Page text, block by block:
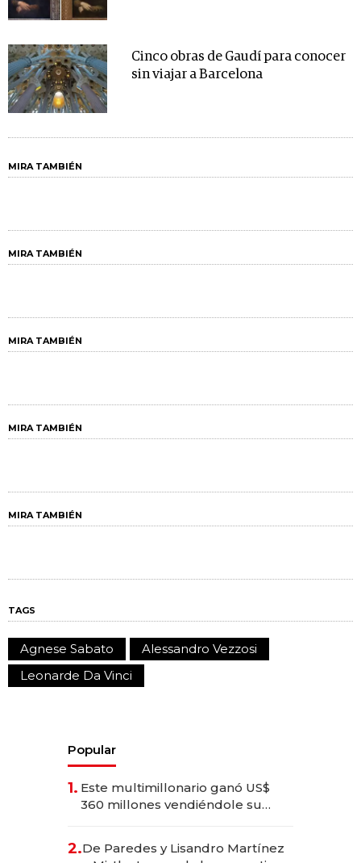
Cinco obras de Gaudí para conocer
sin viajar a Barcelona
MIRA TAMBIÉN
MIRA TAMBIÉN
MIRA TAMBIÉN
MIRA TAMBIÉN
MIRA TAMBIÉN
TAGS
Agnese Sabato
Alessandro Vezzosi
Leonarde Da Vinci
Popular
1. Este multimillonario ganó US$
360 millones vendiéndole su
2.De Paredes y Lisandro Martínez